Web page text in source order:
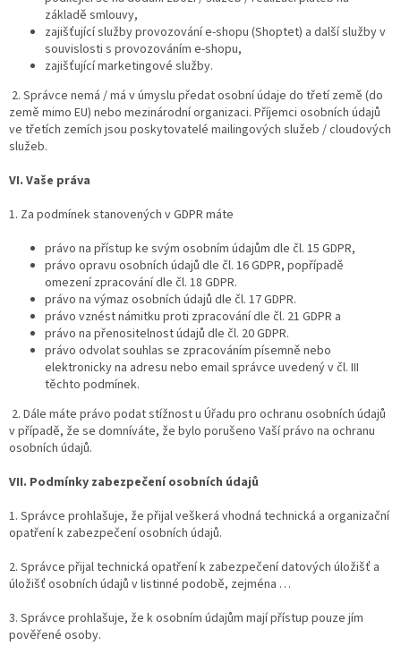
základě smlouvy,
zajišťující služby provozování e-shopu (Shoptet) a další služby v
souvislosti s provozováním e-shopu,
zajišťující marketingové služby.
2. Správce nemá / má v úmyslu předat osobní údaje do třetí země (do
země mimo EU) nebo mezinárodní organizaci. Příjemci osobních údajů
ve třetích zemích jsou poskytovatelé mailingových služeb / cloudových
služeb.
VI. Vaše práva
1. Za podmínek stanovených v GDPR máte
právo na přístup ke svým osobním údajům dle čl. 15 GDPR,
právo opravu osobních údajů dle čl. 16 GDPR, popřípadě
omezení zpracování dle čl. 18 GDPR.
právo na výmaz osobních údajů dle čl. 17 GDPR.
právo vznést námitku proti zpracování dle čl. 21 GDPR a
právo na přenositelnost údajů dle čl. 20 GDPR.
právo odvolat souhlas se zpracováním písemně nebo
elektronicky na adresu nebo email správce uvedený v čl. III
těchto podmínek.
2. Dále máte právo podat stížnost u Úřadu pro ochranu osobních údajů
v případě, že se domníváte, že bylo porušeno Vaší právo na ochranu
osobních údajů.
VII. Podmínky zabezpečení osobních údajů
1. Správce prohlašuje, že přijal veškerá vhodná technická a organizační
opatření k zabezpečení osobních údajů.
2. Správce přijal technická opatření k zabezpečení datových úložišť a
úložišť osobních údajů v listinné podobě, zejména …
3. Správce prohlašuje, že k osobním údajům mají přístup pouze jím
pověřené osoby.